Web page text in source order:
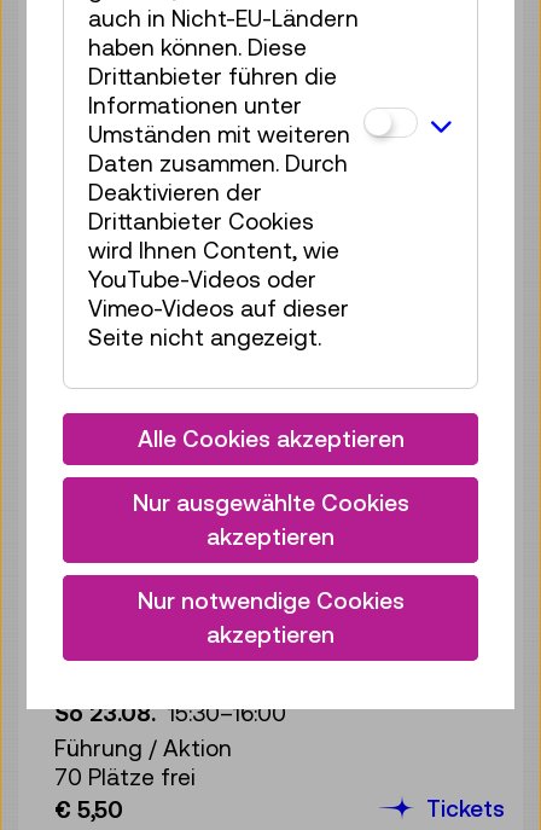
70 Plätze frei
€ 5,50
Fr 21.08. 15:30–16:00
Führung / Aktion
70 Plätze frei
€ 5,50
Sa 22.08. 11:00–11:30
Führung / Aktion
70 Plätze frei
Sa 22.08. 15:30–16:00
Führung / Aktion
70 Plätze frei
So 23.08. 11:00–11:30
Führung / Aktion
€ 5,50
Tickets
So 23.08. 15:30–16:00
Führung / Aktion
70 Plätze frei
€ 5,50
Tickets
auch in Nicht-EU-Ländern
haben können. Diese
Drittanbieter führen die
Informationen unter
Umständen mit weiteren
Daten zusammen. Durch
Deaktivieren der
Drittanbieter Cookies
wird Ihnen Content, wie
YouTube-Videos oder
Vimeo-Videos auf dieser
Seite nicht angezeigt.
Alle Cookies akzeptieren
Nur ausgewählte Cookies
akzeptieren
Nur notwendige Cookies
akzeptieren